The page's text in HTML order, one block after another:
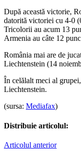
După această victorie,
datorită victoriei cu 4-0
Tricolorii au acum 13
Armenia au câte 12
România mai are de
Liechtenstein (14
În celălalt meci al
Liechtenstein.
(sursa: Mediafax)
Distribuie articolul:
Articolul anterior